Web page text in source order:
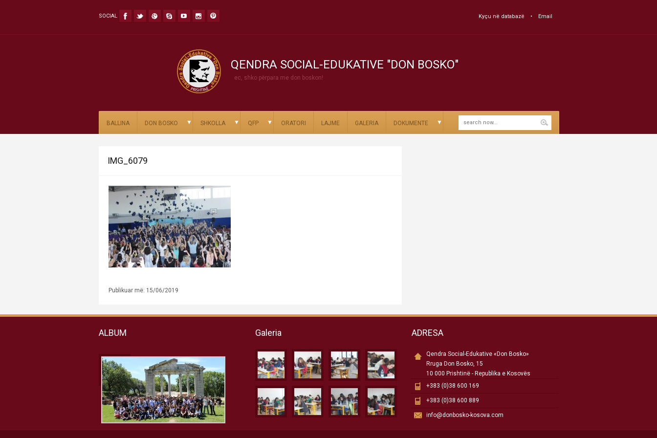
SOCIAL Kyçu në databazë Email
QENDRA SOCIAL-EDUKATIVE "DON BOSKO"
ec, shko përpara me don boskon!
BALLINA DON BOSKO ▼ SHKOLLA ▼ QFP ▼ ORATORI LAJME GALERIA DOKUMENTE ▼
IMG_6079
Publikuar më: 15/06/2019
ALBUM Galeria ADRESA
Qendra Social-Edukative «Don Bosko»
Rruga Don Bosko, 15
10 000 Prishtinë - Republika e Kosovës
+383 (0)38 600 169
+383 (0)38 600 889
info@donbosko-kosova.com